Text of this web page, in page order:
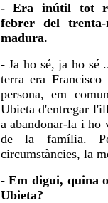
- Era inútil tot
febrer del
madura.
- Ja ho sé, ja ho sé
terra era
persona, em
Ubieta d'entregar
a abandonar-la i ho
de la família.
circumstàncies, la
- Em digui, quina
Ubieta?